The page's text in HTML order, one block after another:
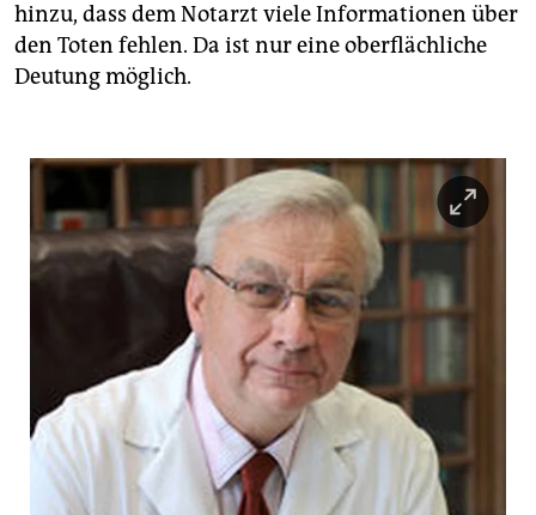
hinzu, dass dem Notarzt viele Informationen über
den Toten fehlen. Da ist nur eine oberflächliche
Deutung möglich.